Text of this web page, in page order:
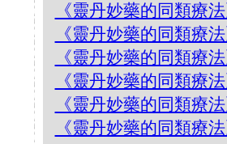
《靈丹妙藥的同類療
《靈丹妙藥的同類療
《靈丹妙藥的同類療
《靈丹妙藥的同類療
《靈丹妙藥的同類療
《靈丹妙藥的同類療